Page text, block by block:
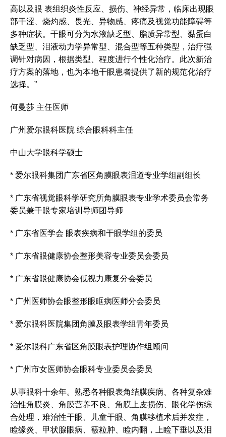
高以及眼 表组织炎性反应、损伤、神经异常，临床出现眼
部干涩、烧灼感、畏光、异物感、疼痛及视觉功能障碍等
多种症状。干眼可分为水液缺乏型、脂质异常型、黏蛋白
缺乏型、泪液动力学异常型、混合型等五种类型，治疗强
调针对病因，根据类型、程度进行个性化治疗。此次新治
疗方案的落地，也为本地干眼患者提供了新的规范化治疗
选择。”
何曼莎 主任医师
广州爱尔眼科医院 综合眼科科主任
中山大学眼科学硕士
* 爱尔眼科集团广东省区角膜眼表泪道专业学组副组长
* 广东省视觉眼科学研究所角膜眼表专业学术委员会常务
委员兼干眼专家培训导师团导师
* 广东省医学会 眼表疾病和干眼学组的委员
* 广东省眼健康协会整形美容专业委员会委员
* 广东省眼健康协会低视力康复分会委员
* 广州医师协会眼整形眼眶病医师分会委员
* 爱尔眼科医院集团角膜及眼表学组青年委员
* 爱尔眼科广东省区角膜眼表护理协作组顾问
* 广州市女医师协会眼科专业委员会委员
从事眼科十余年。熟悉各种眼表角结膜疾病、各种复杂难
治性角膜炎、角膜营养不良、角膜上皮损伤、眼化学伤综
合处理，难治性干眼、儿童干眼、角膜移植术后并发症，
睑缘炎、甲状腺眼病、霰粒肿、睑内翻，上睑下垂以及泪